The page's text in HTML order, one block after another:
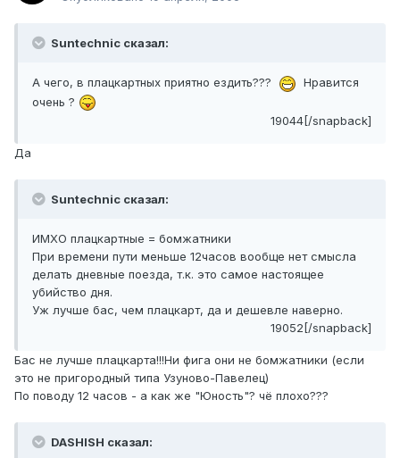
Suntechnic сказал:
А чего, в плацкартных приятно ездить???
Нравится
очень ?
19044[/snapback]
Да
Suntechnic сказал:
ИМХО плацкартные = бомжатники
При времени пути меньше 12часов вообще нет смысла
делать дневные поезда, т.к. это самое настоящее
убийство дня.
Уж лучше бас, чем плацкарт, да и дешевле наверно.
19052[/snapback]
Бас не лучше плацкарта!!!Ни фига они не бомжатники (если
это не пригородный типа Узуново-Павелец)
По поводу 12 часов - а как же "Юность"? чё плохо???
DASHISH сказал: